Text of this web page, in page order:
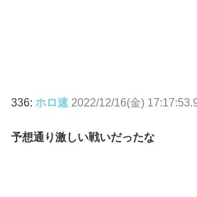
336: ホロ速 2022/12/16(金)
予想通り激しい戦いだったな